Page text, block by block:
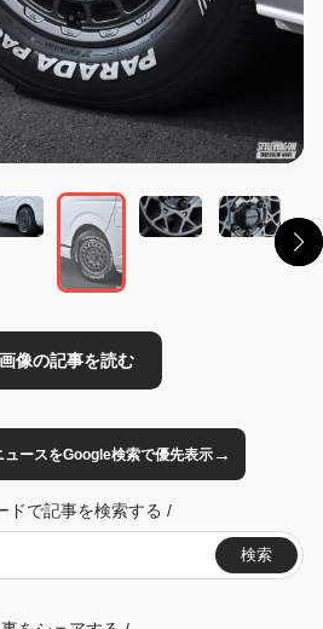
記事を読む
ースをGoogle検索で優先表示→
ドで記事を検索する /
検索